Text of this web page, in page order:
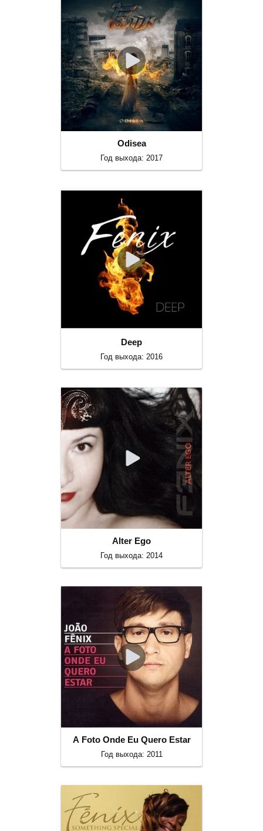
Odisea
Год выхода: 2017
Deep
Год выхода: 2016
Alter Ego
Год выхода: 2014
A Foto Onde Eu Quero Estar
Год выхода: 2011